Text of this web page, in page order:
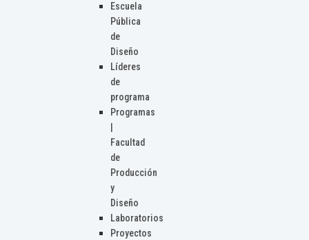
Escuela
Pública
de
Diseño
Líderes
de
programa
Programas
Facultad
de
Producción
y
Diseño
Laboratorios
Proyectos